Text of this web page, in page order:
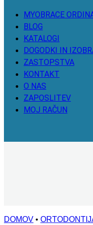
MYOBRACE
BLOG
KATALOGI
DOGODKI IN
ZASTOPSTVA
KONTAKT
O NAS
ZAPOSLITEV
MOJ RAČUN
DOMOV •